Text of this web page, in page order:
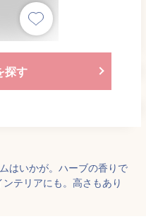
探す
はいかが。ハーブの香りで
テリアにも。高さもあり